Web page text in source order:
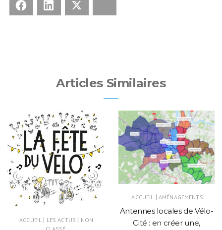
Facebook LinkedIn
Articles Similaires
ACCUEIL | LES ACTUS | NON
ACCUEIL | AMÉNAGEMENTS
Antennes locales de Vélo-
Cité : en créer une,